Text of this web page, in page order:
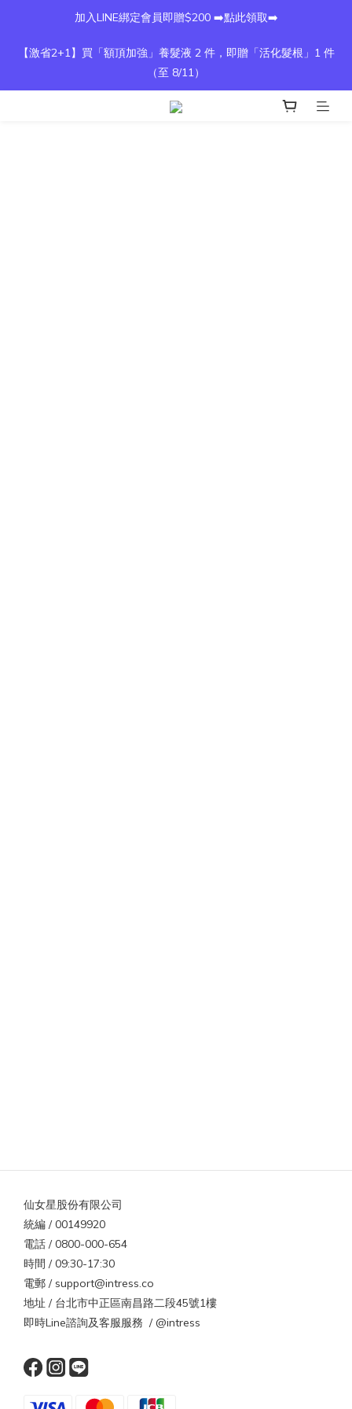
加入LINE綁定會員即贈$200 ➡️點此領取➡️
【激省2+1】買「額頂加強」養髮液 2 件，即贈「活化髮根」1 件
（至 8/11）
仙女星股份有限公司
統編 / 00149920
電話 / 0800-000-654
時間 / 09:30-17:30
電郵 / support@intress.co
地址 / 台北市中正區南昌路二段45號1樓
即時Line諮詢及客服服務 / @intress